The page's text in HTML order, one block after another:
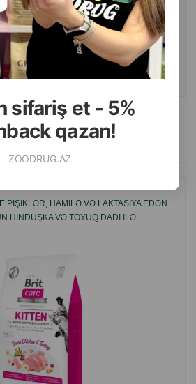
sifariş et - 5%
qazan!
ZOODRUG.AZ
142.00
7.20
ALMAQ
məhsulları
PIŞIKLƏR, HAMILƏ VƏ LAKTASIYA EDƏN
HINDUŞKA VƏ TOYUQ DADI ILƏ.